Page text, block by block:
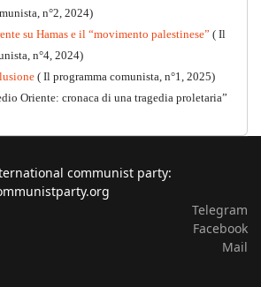
n°2, 2024)
su Hamas e il “movimento palestinese” ( Il
n°4, 2024)
( Il programma comunista, n°1, 2025)
Oriente: cronaca di una tragedia proletaria”
communist party: